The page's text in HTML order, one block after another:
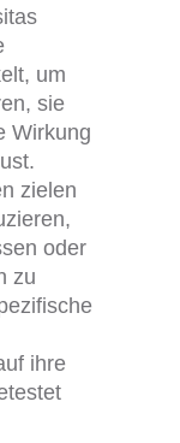
um
sie
Wirkung
zielen
oder
zu
ihre